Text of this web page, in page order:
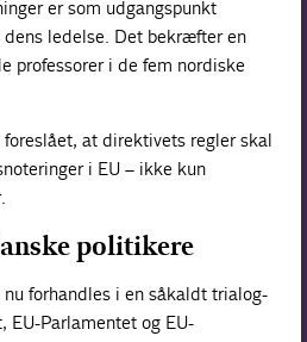
er som udgangspunkt
ledelse. Det bekræfter en
professorer i de fem nordiske
at direktivets regler skal
i EU – ikke kun
politikere
forhandles i en såkaldt trialog-
EU-Parlamentet og EU-